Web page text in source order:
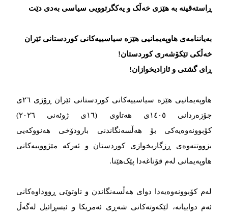
ڕاستەقینە بە هێزی خەڵک و یەکگرتوویی سیاسی بەدی دێت
بەیاننامەی هاوپەیمانیی هێزە سیاسییەکانی کوردستانی ئێران
خەڵکی تێکۆشەری کوردستان!
ڕای گشتی و ئازادیخوازان!
هاوپەیمانیی هێزە سیاسییەکانی کوردستانی ئێران ڕۆژی ٢٦ی
جۆزەردانی ١٤٠٥ی هەتاوی (١٦ی ژوئەنی ٢٠٢٦)
کۆبوونەوەیەکی بۆ هەڵسەنگاندنی بارودۆخی هەنووکەیی
بزووتنەوەی ڕزگاریخوازی کوردستان و ئەرکە مێژووییەکانی
هاوپەیمانی لەم قۆناغەدا پێک‌هێنا.
لەم کۆبوونەوەیەدا دوای هەڵسەنگاندن و تاوتوێی ڕووداوەکانی
ئەم دواییانە، لێکەوتەکانی شەڕی ئەمریکا و ئیسڕائیل لەگەڵ